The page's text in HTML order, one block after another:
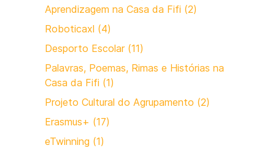
Aprendizagem na Casa da Fifi (2)
Roboticaxl (4)
Desporto Escolar (11)
Palavras, Poemas, Rimas e Histórias na
Casa da Fifi (1)
Projeto Cultural do Agrupamento (2)
Erasmus+ (17)
eTwinning (1)